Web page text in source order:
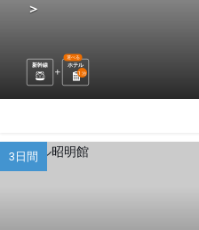
＞
新幹線 ホテル
選べる
1 泊
3日間